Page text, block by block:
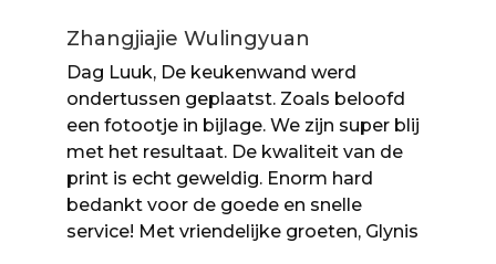
Zhangjiajie Wulingyuan
Dag Luuk, De keukenwand werd
ondertussen geplaatst. Zoals beloofd
een fotootje in bijlage. We zijn super blij
met het resultaat. De kwaliteit van de
print is echt geweldig. Enorm hard
bedankt voor de goede en snelle
service! Met vriendelijke groeten, Glynis